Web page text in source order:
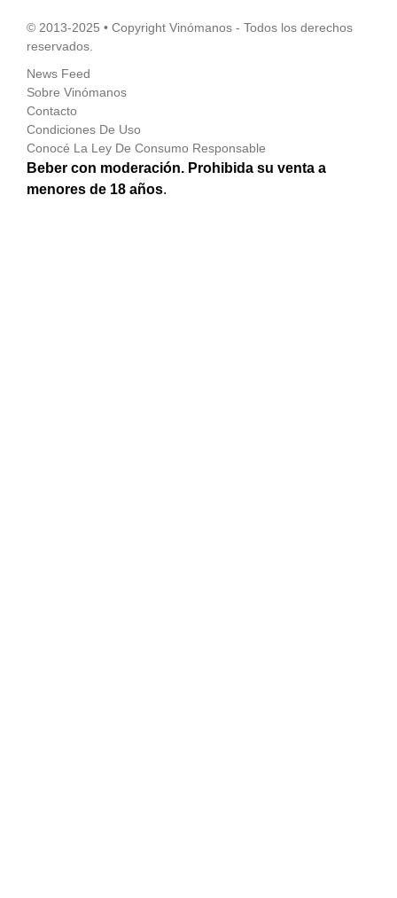
© 2013-2025 • Copyright Vinómanos - Todos los derechos
reservados.
News Feed
Sobre Vinómanos
Contacto
Condiciones De Uso
Conocé La Ley De Consumo Responsable
Beber con moderación. Prohibida su venta a
menores de 18 años.